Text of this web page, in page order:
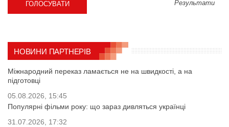
Результати
НОВИНИ ПАРТНЕРІВ
Міжнародний переказ ламається не на швидкості, а на
підготовці
05.08.2026, 15:45
Популярні фільми року: що зараз дивляться українці
31.07.2026, 17:32